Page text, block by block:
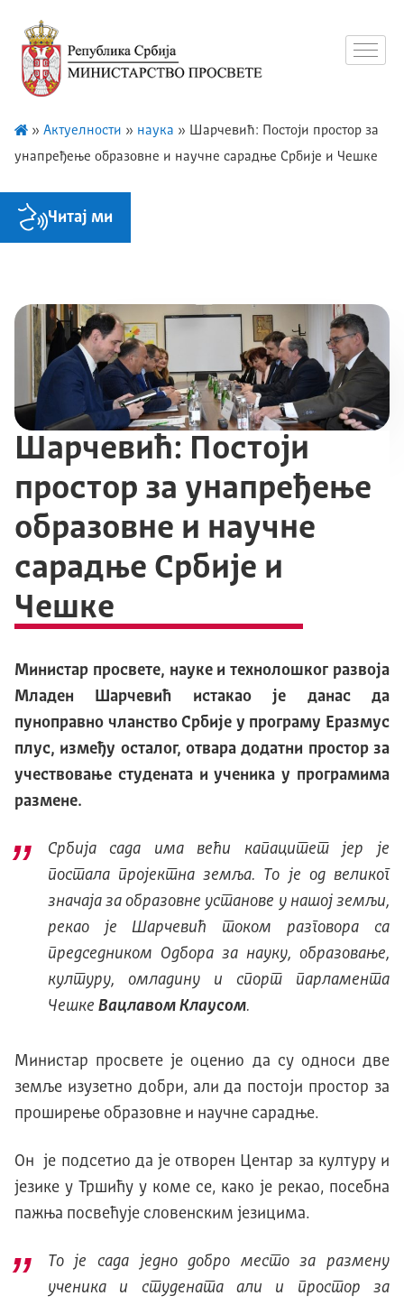
» Актуелности » наука » Шарчевић: Постоји простор за
унапређење образовне и научне сарадње Србије и Чешке
Читај ми
Шарчевић: Постоји
простор за унапређење
образовне и научне
сарадње Србије и
Чешке
Министар просвете, науке и технолошког развоја
Младен Шарчевић истакао је данас да
пуноправно чланство Србије у програму Еразмус
плус, између осталог, отвара додатни простор за
учествовање студената и ученика у програмима
размене.
Србија сада има већи капацитет јер је
постала пројектна земља. То је од великог
значаја за образовне установе у нашој земљи,
рекао је Шарчевић током разговора са
председником Одбора за науку, образовање,
културу, омладину и спорт парламента
Чешке Вацлавом Клаусом.
Министар просвете је оценио да су односи две
земље изузетно добри, али да постоји простор за
проширење образовне и научне сарадње.
Он је подсетио да је отворен Центар за културу и
језике у Тршићу у коме се, како је рекао, посебна
пажња посвећује словенским језицима.
То је сада једно добро место за размену
ученика и студената али и простор за